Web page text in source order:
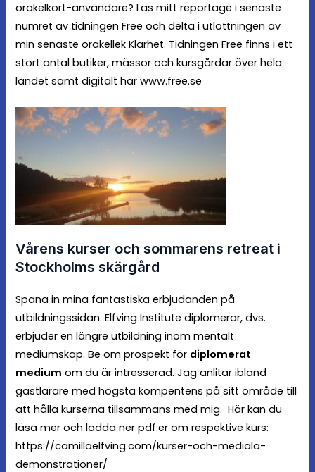
orakelkort-användare? Läs mitt reportage i senaste
numret av tidningen Free och delta i utlottningen av
min senaste orakellek Klarhet. Tidningen Free finns i ett
stort antal butiker, mässor och kursgårdar över hela
landet samt digitalt härwww.free.se
Vårens kurser och sommarens retreat i
Stockholms skärgård
Spana in mina fantastiska erbjudanden på
utbildningssidan. Elfving Institute diplomerar, dvs.
erbjuder en längre utbildning inom mentalt
mediumskap.Be om prospekt för diplomerat
medium om du är intresserad. Jag anlitar ibland
gästlärare med högsta kompentens på sitt område till
att hålla kurserna tillsammans med mig. Här kan du
läsa mer och ladda ner pdf:er om respektive kurs:
https://camillaelfving.com/kurser-och-mediala-
demonstrationer/